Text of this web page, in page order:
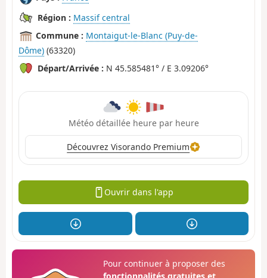
Région : Massif central
Commune : Montaigut-le-Blanc (Puy-de-
Dôme) (63320)
Départ/Arrivée : N 45.585481° / E 3.09206°
Météo détaillée heure par heure
Découvrez Visorando Premium
Ouvrir dans l'app
Pour continuer à proposer des